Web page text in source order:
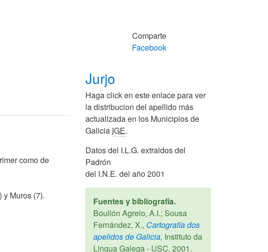
Comparte
Facebook
como de
Muros (7).
Jurjo
Haga click en este enlace para ver
la distribucion del apellido más
actualizada en los Municipios de
Galicia IGE.
Datos del I.L.G. extraidos del
Padrón
del I.N.E. del año 2001
Fuentes y bibliografía.
Boullón Agrelo, A.I.; Sousa
Fernández, X., Cartografía dos
apelidos de Galicia, Instituto da
Lingua Galega - USC, 2001.